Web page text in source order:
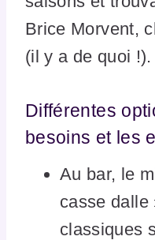
Brice Morvent,
(il y a de quoi !).
Différentes
besoins et les
Au bar, le
casse dalle
classiques